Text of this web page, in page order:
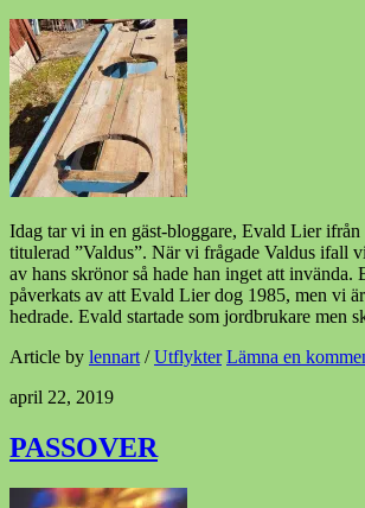
Idag tar vi in en gäst-bloggare, Evald Lier
titulerad ”Valdus”. När vi frågade Valdus ifall
av hans skrönor så hade han inget att invända.
påverkats av att Evald Lier dog 1985, men vi
hedrade. Evald startade som jordbrukare men
Article by lennart /Utflykter Lämna en
april 22, 2019
PASSOVER